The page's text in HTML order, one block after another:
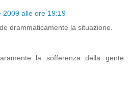
2009 alle ore 19:19
drammaticamente la situazione.
la sofferenza della gente